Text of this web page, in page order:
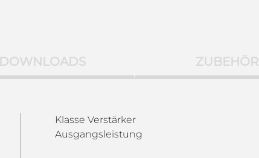
DOWNLOADS ZUBEHÖR
Klasse Verstärker
Ausgangsleistung